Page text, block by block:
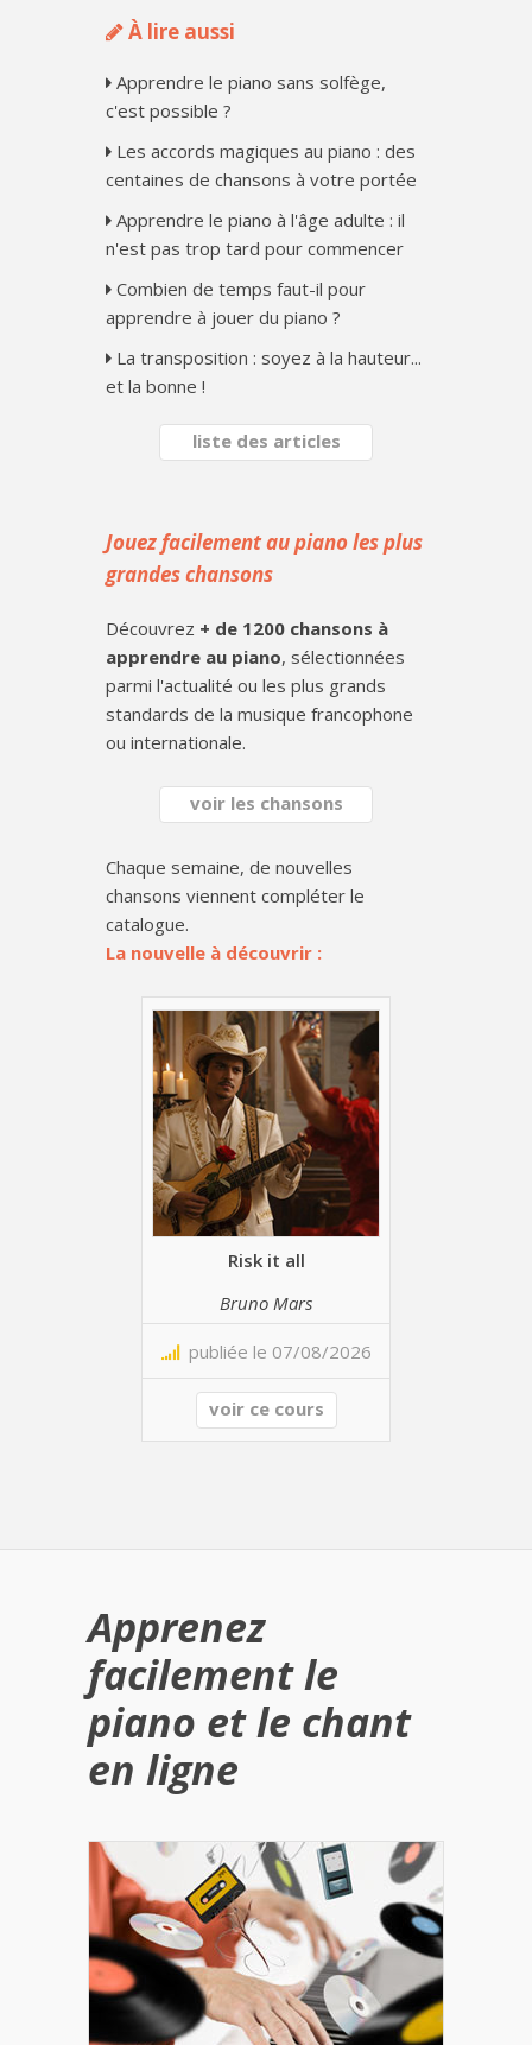
À lire aussi
Apprendre le piano sans solfège,
c'est possible ?
Les accords magiques au piano : des
centaines de chansons à votre portée
Apprendre le piano à l'âge adulte : il
n'est pas trop tard pour commencer
Combien de temps faut-il pour
apprendre à jouer du piano ?
La transposition : soyez à la hauteur...
et la bonne !
liste des articles
Jouez facilement au piano les plus
grandes chansons
Découvrez + de 1200 chansons à
apprendre au piano, sélectionnées
parmi l'actualité ou les plus grands
standards de la musique francophone
ou internationale.
voir les chansons
Chaque semaine, de nouvelles
chansons viennent compléter le
catalogue.
La nouvelle à découvrir :
Risk it all
Bruno Mars
publiée le 07/08/2026
voir ce cours
Apprenez
facilement le
piano et le chant
en ligne